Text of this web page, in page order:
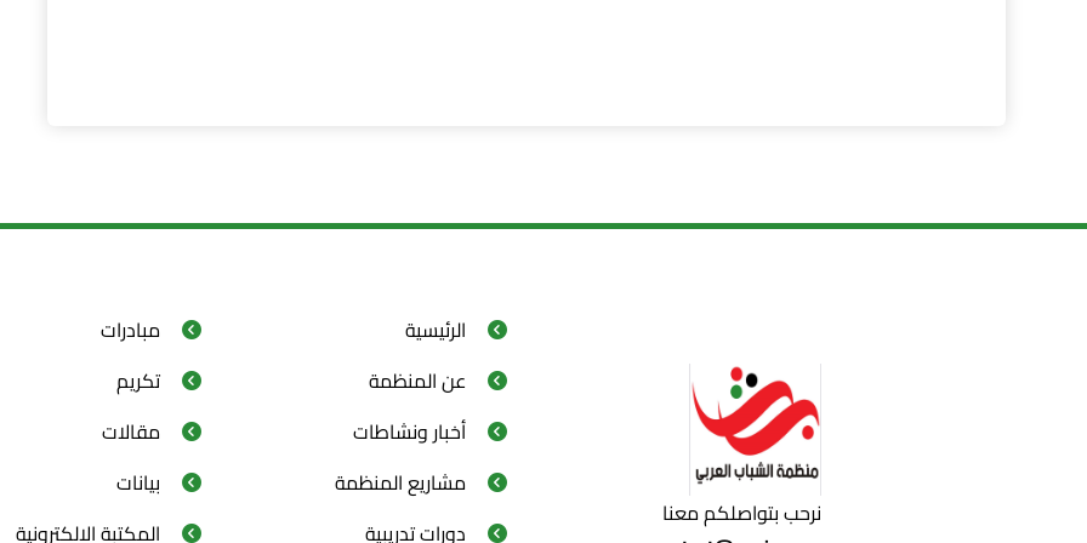
نرحب بتواصلكم معنا
الرئيسية
عن المنظمة
أخبار ونشاطات
مشاريع المنظمة
دورات تدريبية
مبادرات
تكريم
مقالات
بيانات
المكتبة الالكترونية